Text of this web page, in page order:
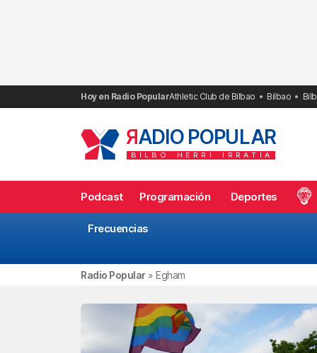
Hoy en Radio PopularAthletic Club de Bilbao Bilbao
RADIO POPULAR
BILBO HERRI IRRATIA
Podcast Programación Deportes
Frecuencias
Radio Popular» Egham